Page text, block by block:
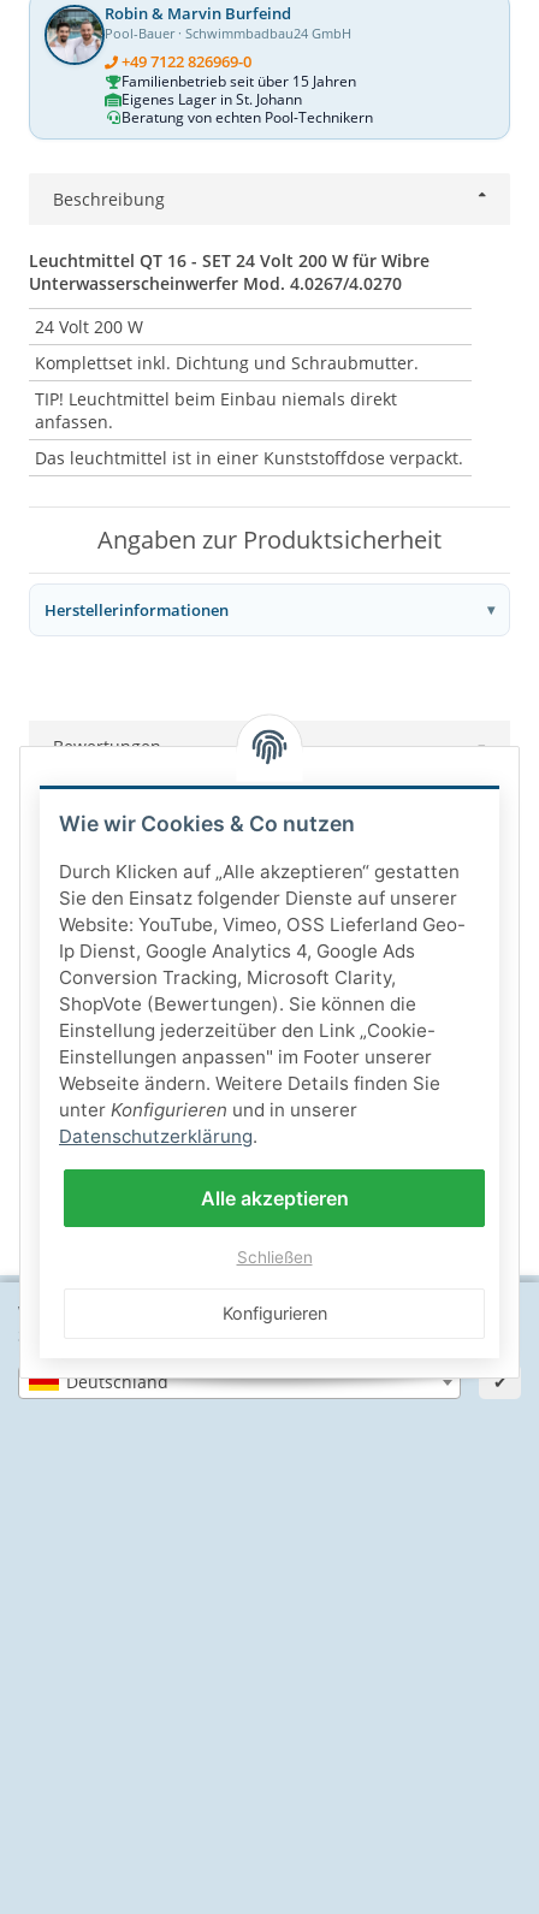
Wähle dein Lieferland, um Preise und Artikel für deinen
Standort zu sehen.
Deutschland ✔
Robin & Marvin Burfeind
Pool-Bauer · Schwimmbadbau24 GmbH
+49 7122 826969-0
Familienbetrieb seit über 15 Jahren
Eigenes Lager in St. Johann
Beratung von echten Pool-Technikern
Beschreibung
Leuchtmittel QT 16 - SET 24 Volt 200 W für Wibre
Unterwasserscheinwerfer Mod. 4.0267/4.0270
24 Volt 200 W
Komplettset inkl. Dichtung und Schraubmutter.
TIP! Leuchtmittel beim Einbau niemals direkt
anfassen.
Das leuchtmittel ist in einer Kunststoffdose verpackt.
Angaben zur Produktsicherheit
Herstellerinformationen
Bewertungen
SICHERE ZAHLARTEN
IHRE SICHERHEIT
Wie wir Cookies & Co nutzen
Durch Klicken auf „Alle akzeptieren“ gestatten
Sie den Einsatz folgender Dienste auf unserer
Website: YouTube, Vimeo, OSS Lieferland Geo-
Ip Dienst, Google Analytics 4, Google Ads
Conversion Tracking, Microsoft Clarity,
ShopVote (Bewertungen). Sie können die
Einstellung jederzeitüber den Link „Cookie-
Einstellungen anpassen" im Footer unserer
Webseite ändern. Weitere Details finden Sie
unter Konfigurieren und in unserer
Datenschutzerklärung.
Alle akzeptieren
Schließen
Konfigurieren